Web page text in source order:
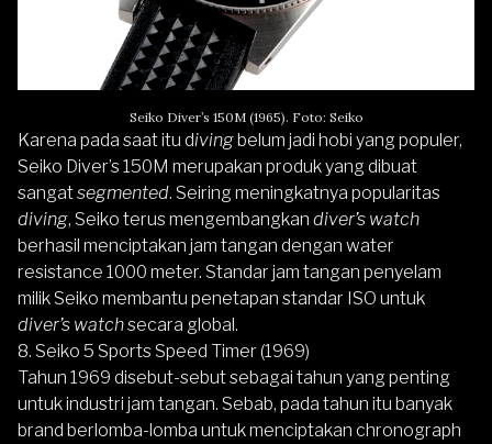
Seiko Diver’s 150M (1965). Foto: Seiko
Karena pada saat itu divingbelum jadi hobi yang populer,
Seiko Diver’s 150M merupakan produk yang dibuat
sangatsegmented. Seiring meningkatnya popularitas
diving, Seiko terus mengembangkan diver’s watch
berhasil menciptakan jam tangan dengan water
resistance 1000 meter. Standar jam tangan penyelam
milik Seiko membantu penetapan standar ISO untuk
diver’s watchsecara global.
8. Seiko 5 Sports Speed Timer (1969)
Tahun 1969 disebut-sebut sebagai tahun yang penting
untuk industri jam tangan. Sebab, pada tahun itu banyak
brand berlomba-lomba untuk menciptakan chronograph